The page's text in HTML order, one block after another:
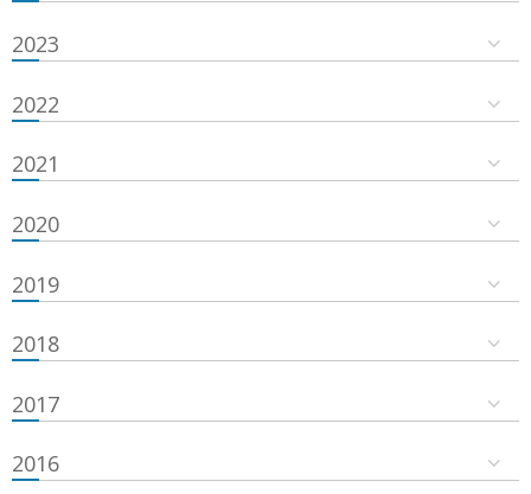
2023
2022
2021
2020
2019
2018
2017
2016